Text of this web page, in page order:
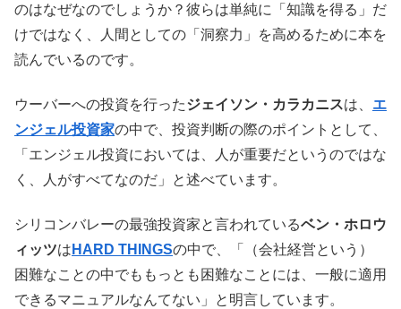
のはなぜなのでしょうか？彼らは単純に「知識を得る」だ
けではなく、人間としての「洞察力」を高めるために本を
読んでいるのです。
ウーバーへの投資を行ったジェイソン・カラカニスは、 エ
ンジェル投資家の中で、投資判断の際のポイントとして、
「エンジェル投資においては、人が重要だというのではな
く、人がすべてなのだ」と述べています。
シリコンバレーの最強投資家と言われているベン・ホロウ
ィッツは HARD THINGSの中で、「（会社経営という）
困難なことの中でももっとも困難なことには、一般に適用
できるマニュアルなんてない」と明言しています。